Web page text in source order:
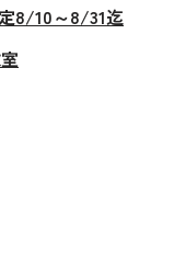
8/10～8/31迄